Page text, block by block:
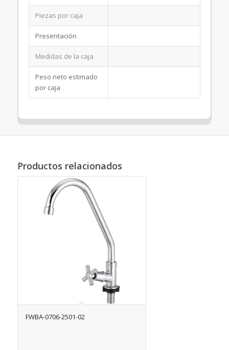
Piezas por caja
Presentación
Medidas de la caja
Peso neto estimado
por caja
Productos relacionados
FWBA-0706-2501-02